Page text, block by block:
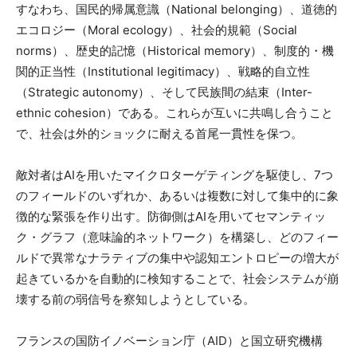
すなわち、国民的帰属意識（National belonging）、道徳的
エコロジー（Moral ecology）、社会的規範（Social
norms）、歴史的記憶（Historical memory）、制度的・機
関的正当性（Institutional legitimacy）、戦略的自立性
（Strategic autonomy）、そして民族間の結束（Inter-
ethnic cohesion）である。これらが互いに共鳴し合うこと
で、社会は外的ショックに耐える首尾一貫性を保つ。
敵対者はAIを用いたマイクロターゲティングを駆使し、7つ
のフィールドのいずれか、あるいは複数に対して集中的に象
徴的な緊張を作り出す。防御側はAIを用いてセマンティッ
ク・グラフ（意味論的ネットワーク）を構築し、どのフィー
ルドで異常なナラティブの集中や認知エントロピーの増大が
起きているかを自動的に検知することで、社会システムが崩
壊する前の弱信号を察知しようとしている。
フランスの国防イノベーション庁（AID）と国立研究機構